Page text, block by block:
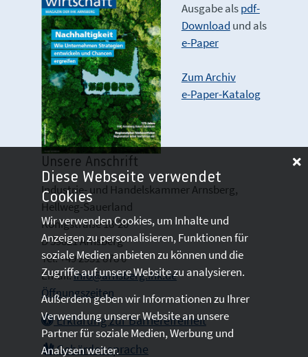
Ausgabe alspdf-
Download und als
e-Paper
Zum Archiv
e-Paper-Katalog
Unsere Anschrift
Industrie- und Handelskammer Arnsberg,
Hellweg-Sauerland
Königstraße 18-20
D 59821 Arnsberg
Tel: +49 2931 878 0
Email:info@arnsberg.ihk.de
Öffnungszeiten
Erklärung zur Barrierefreiheit
Gebärdensprache
Diese Webseite verwendet
Cookies
Wir verwenden Cookies, um Inhalte und
Anzeigen zu personalisieren, Funktionen für
soziale Medien anbieten zu können und die
Zugriffe auf unsere Website zu analysieren.
Außerdem geben wir Informationen zu Ihrer
Verwendung unserer Website an unsere
Partner für soziale Medien, Werbung und
Analysen weiter.